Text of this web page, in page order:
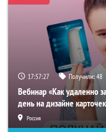
17:57:26 Получили:48
Вебинар «Как удаленно
день на дизайне
Россия